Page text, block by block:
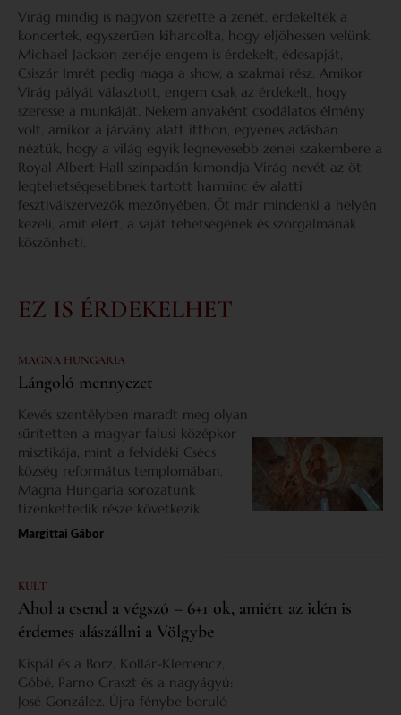
Virág mindig is nagyon szerette a zenét, érdekelték a
koncertek, egyszerűen kiharcolta, hogy eljöhessen velünk.
Michael Jackson zenéje engem is érdekelt, édesapját,
Csiszár Imrét pedig maga a show, a szakmai rész. Amikor
Virág pályát választott, engem csak az érdekelt, hogy
szeresse a munkáját. Nekem anyaként csodálatos élmény
volt, amikor a járvány alatt itthon, egyenes adásban
néztük, hogy a világ egyik legnevesebb zenei szakembere a
Royal Albert Hall színpadán kimondja Virág nevét az öt
legtehetségesebbnek tartott harminc év alatti
fesztiválszervezők mezőnyében. Őt már mindenki a helyén
kezeli, amit elért, a saját tehetségének és szorgalmának
köszönheti.
EZ IS ÉRDEKELHET
MAGNA HUNGARIA
Lángoló mennyezet
Kevés szentélyben maradt meg olyan
sűrítetten a magyar falusi középkor
misztikája, mint a felvidéki Csécs
község református templomában.
Magna Hungaria sorozatunk
tizenkettedik része következik.
Margittai Gábor
KULT
Ahol a csend a végszó – 6+1 ok, amiért az idén is
érdemes alászállni a Völgybe
Kispál és a Borz, Kollár-Klemencz,
Góbé, Parno Graszt és a nagyágyú:
José González. Újra fénybe boruló